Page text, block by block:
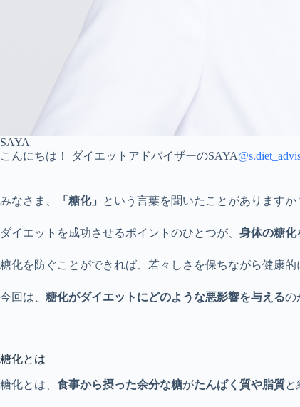
SAYA
こんにちは！ ダイエットアドバイザーのSAYA
みなさま、 「糖化」 という言葉を聞いたことがありますか
ダイエットを成功させるポイントのひとつが、 身体の糖化
糖化を防ぐことができれば、若々しさを保ちながら健康的
今回は、 糖化がダイエットにどのような悪影響を与えるの
糖化とは
糖化とは、 食事から摂った余分な糖がたんぱく質や脂質と